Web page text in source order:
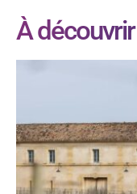
À découvrir